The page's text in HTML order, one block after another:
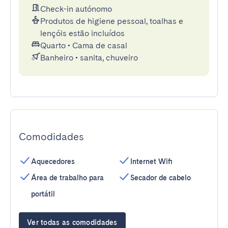
Check-in autónomo
Produtos de higiene pessoal, toalhas e
lençóis estão incluídos
Quarto • Cama de casal
Banheiro • sanita, chuveiro
Comodidades
Aquecedores
Área de trabalho para
portátil
Internet Wifi
Secador de cabelo
Ver todas as comodidades